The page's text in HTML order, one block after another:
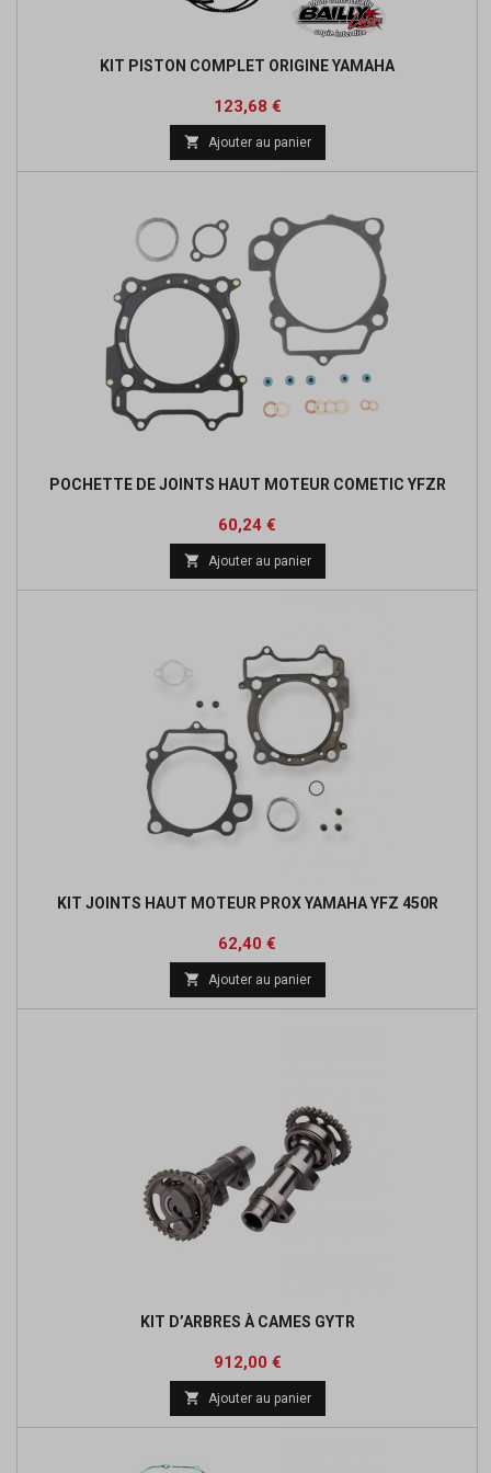
KIT PISTON COMPLET ORIGINE YAMAHA
Prix
123,68 €Prix
de
base
 Ajouter au panier
POCHETTE DE JOINTS HAUT MOTEUR COMETIC YFZR
Prix
60,24 €
base
 Ajouter au panier
KIT JOINTS HAUT MOTEUR PROX YAMAHA YFZ 450R
Prix
62,40 €
base
 Ajouter au panier
KIT D’ARBRES À CAMES GYTR
Prix
912,00 €Prix
de
base
 Ajouter au panier